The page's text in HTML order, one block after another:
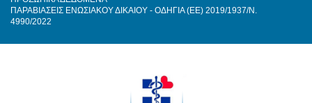
ΠΑΡΑΒΙΑΣΕΙΣ ΕΝΩΣΙΑΚΟΥ ΔΙΚΑΙΟΥ - ΟΔΗΓΙΑ (ΕΕ) 2019/1937/Ν.
4990/2022